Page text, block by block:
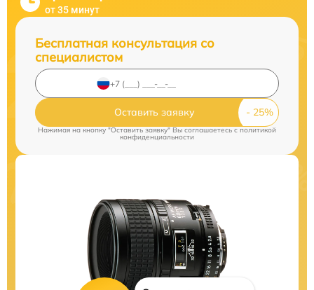
от 35 минут
Бесплатная консультация со
специалистом
Оставить заявку
Нажимая на кнопку "Оставить заявку" Вы соглашаетесь cполитикой
конфиденциальности